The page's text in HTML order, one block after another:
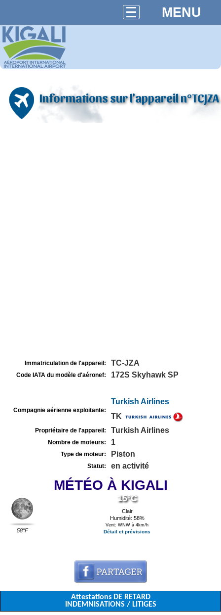
MENU
Informations sur l'appareil n°TCJZA
Immatriculation de l'appareil: TC-JZA
Code IATA du modèle d'aéronef: 172S Skyhawk SP
Compagnie aérienne exploitante:
Turkish Airlines
TK
Propriétaire de l'appareil: Turkish Airlines
Nombre de moteurs: 1
Type de moteur: Piston
Statut: en activité
MÉTÉO À KIGALI
58°F
15°C
Clair
Humidité: 58%
Vent: WNW à 4km/h
Détail et prévisions
Attestations DE RETARD
INDEMNISATIONS / LITIGES